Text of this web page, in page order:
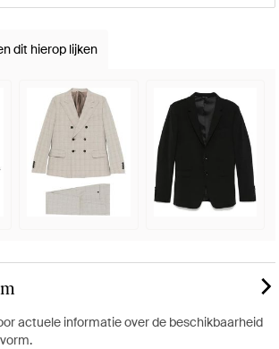
dit hierop lijken
actuele informatie over de beschikbaarheid